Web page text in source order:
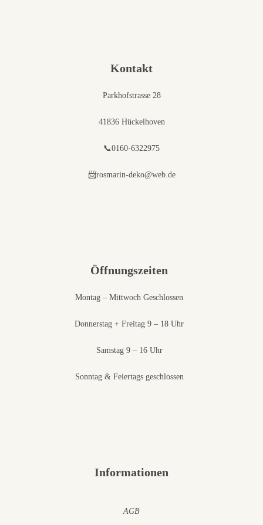
Kontakt
Parkhofstrasse 28
41836 Hückelhoven
📞0160-6322975
📨rosmarin-deko@web.de
Öffnungszeiten
Montag – Mittwoch Geschlossen
Donnerstag + Freitag 9 – 18 Uhr
Samstag 9 – 16 Uhr
Sonntag & Feiertags geschlossen
Informationen
AGB